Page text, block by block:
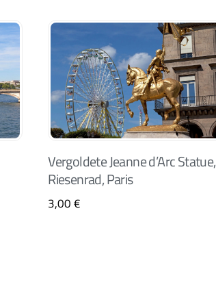
Vergoldete Jeanne d’Arc Statue,
Riesenrad, Paris
3,00€